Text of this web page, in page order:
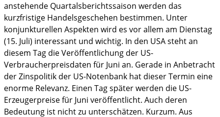
anstehende Quartalsberichtssaison werden das
kurzfristige Handelsgeschehen bestimmen. Unter
konjunkturellen Aspekten wird es vor allem am Dienstag
(15. Juli) interessant und wichtig. In den USA steht an
diesem Tag die Veröffentlichung der US-
Verbraucherpreisdaten für Juni an. Gerade in Anbetracht
der Zinspolitik der US-Notenbank hat dieser Termin eine
enorme Relevanz. Einen Tag später werden die US-
Erzeugerpreise für Juni veröffentlicht. Auch deren
Bedeutung ist nicht zu unterschätzen. Kurzum. Aus